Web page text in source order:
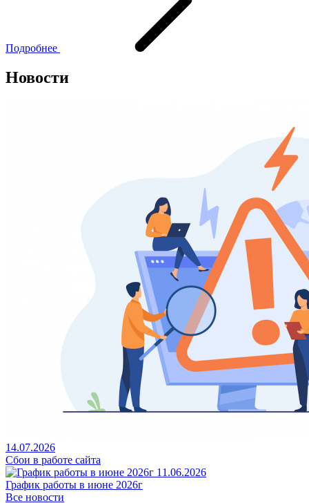
Подробнее
Новости
14.07.2026
Сбои в работе сайта
11.06.2026
График работы в июне 2026г
Все новости